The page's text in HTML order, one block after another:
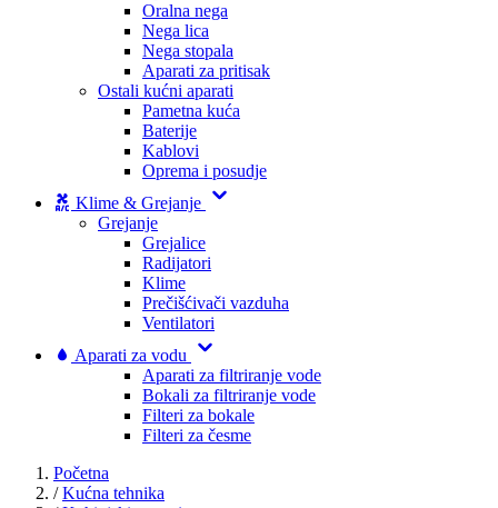
Oralna nega
Nega lica
Nega stopala
Aparati za pritisak
Ostali kućni aparati
Pametna kuća
Baterije
Kablovi
Oprema i posudje
Klime & Grejanje
Grejanje
Grejalice
Radijatori
Klime
Prečišćivači vazduha
Ventilatori
Aparati za vodu
Aparati za filtriranje vode
Bokali za filtriranje vode
Filteri za bokale
Filteri za česme
Početna
/ Kućna tehnika